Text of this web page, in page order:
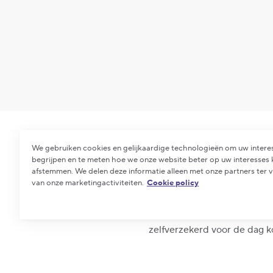
De eerste indruk die je
Wat je zegt is belangrijk,
sollicitatiegesprek. Deze
zelfverzekerd voor de dag
We gebruiken cookies en gelijkaardige technologieën om uw
begrijpen en te meten hoe we onze website beter op uw interesses
afstemmen. We delen deze informatie alleen met onze partners ter
van onze marketingactiviteiten. Cookie policy